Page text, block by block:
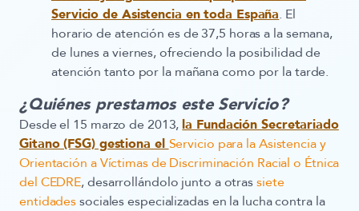
Servicio de Asistencia en toda España. El
horario de atención es de 37,5 horas a la semana,
de lunes a viernes, ofreciendo la posibilidad de
atención tanto por la mañana como por la tarde.
¿Quiénes prestamos este Servicio?
Desde el 15 marzo de 2013,la Fundación Secretariado
Gitano (FSG) gestiona el Servicio para la Asistencia y
Orientación a Víctimas de Discriminación Racial o Étnica
del CEDRE, desarrollándolo junto a otrassiete
entidadessociales especializadas en la lucha contra la